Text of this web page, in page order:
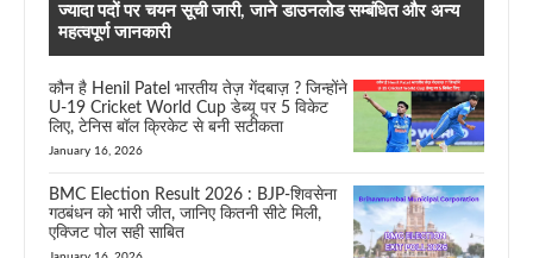
ज्यादा पदों पर चयन सूची जारी, जाने डाउनलोड सम्बंधित और अन्य
महत्वपूर्ण जानकारी
कौन है Henil Patel भारतीय तेज़ गेंदबाज़ ? जिन्होंने
U-19 Cricket World Cup डेब्यू पर 5 विकेट
लिए, टेनिस बॉल क्रिकेट से बनी सटीकता
January 16, 2026
BMC Election Result 2026 : BJP-शिवसेना
गठबंधन को भारी जीत, जानिए कितनी सीटे मिली,
एक्जिट पोल सही साबित